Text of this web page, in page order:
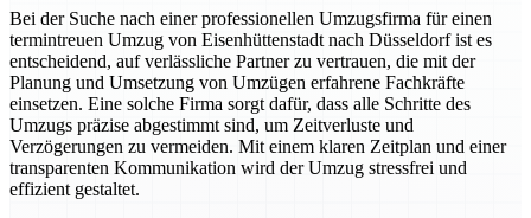
Bei der Suche nach einer professionellen Umzugsfirma für einen
termintreuen Umzug von Eisenhüttenstadt nach Düsseldorf ist es
entscheidend, auf verlässliche Partner zu vertrauen, die mit der
Planung und Umsetzung von Umzügen erfahrene Fachkräfte
einsetzen. Eine solche Firma sorgt dafür, dass alle Schritte des
Umzugs präzise abgestimmt sind, um Zeitverluste und
Verzögerungen zu vermeiden. Mit einem klaren Zeitplan und einer
transparenten Kommunikation wird der Umzug stressfrei und
effizient gestaltet.